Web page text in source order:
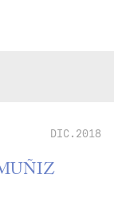
DIC.2018